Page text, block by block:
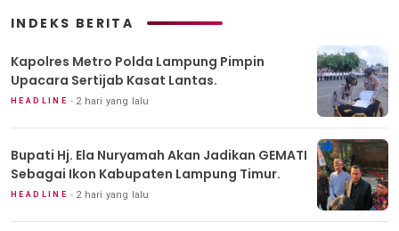
INDEKS BERITA
Kapolres Metro Polda Lampung Pimpin
Upacara Sertijab Kasat Lantas.
HEADLINE 2 hari yang lalu
Bupati Hj. Ela Nuryamah Akan Jadikan GEMATI
Sebagai Ikon Kabupaten Lampung Timur.
HEADLINE 2 hari yang lalu